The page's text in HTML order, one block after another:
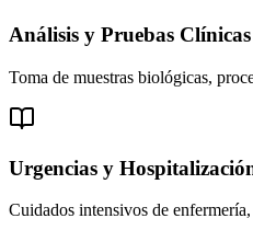
Análisis y Pruebas Clínicas
Toma de muestras biológicas,
Urgencias y
Cuidados intensivos de